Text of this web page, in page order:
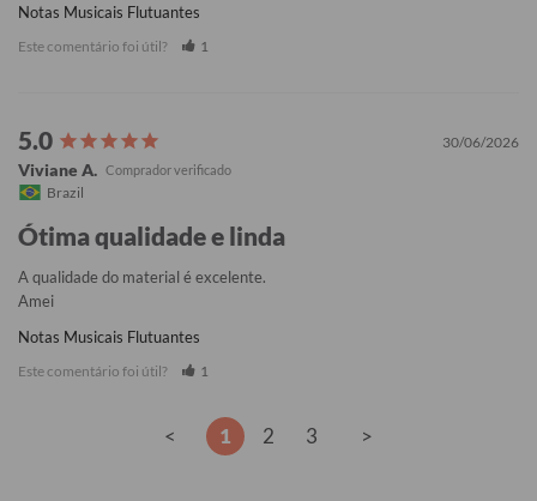
Notas Musicais Flutuantes
Este comentário foi útil? 1
30/06/2026
Viviane A.
Brazil
Ótima qualidade e linda
A qualidade do material é excelente.
Amei
Notas Musicais Flutuantes
Este comentário foi útil? 1
< 1 2 3 >